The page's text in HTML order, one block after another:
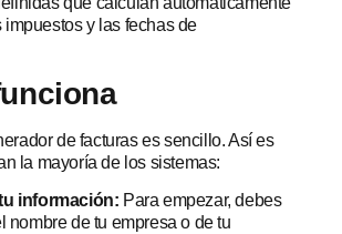
impuestos y las fechas de
de facturas es sencillo. Así es
la mayoría de los sistemas:
información: Para empezar, debes
nombre de tu empresa o de tu